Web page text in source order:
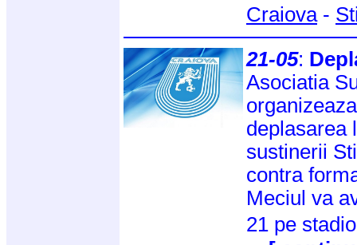
Craiova-
21-05:
Asociatia
deplasarea
sustinerii
contra
Meciul va
21 pe